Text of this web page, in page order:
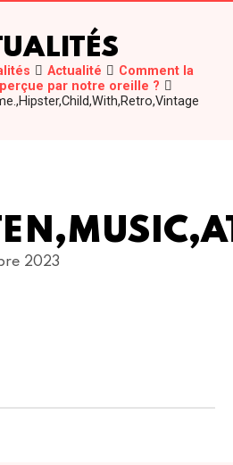
Actualité
Comment la
par notre oreille ?
2023